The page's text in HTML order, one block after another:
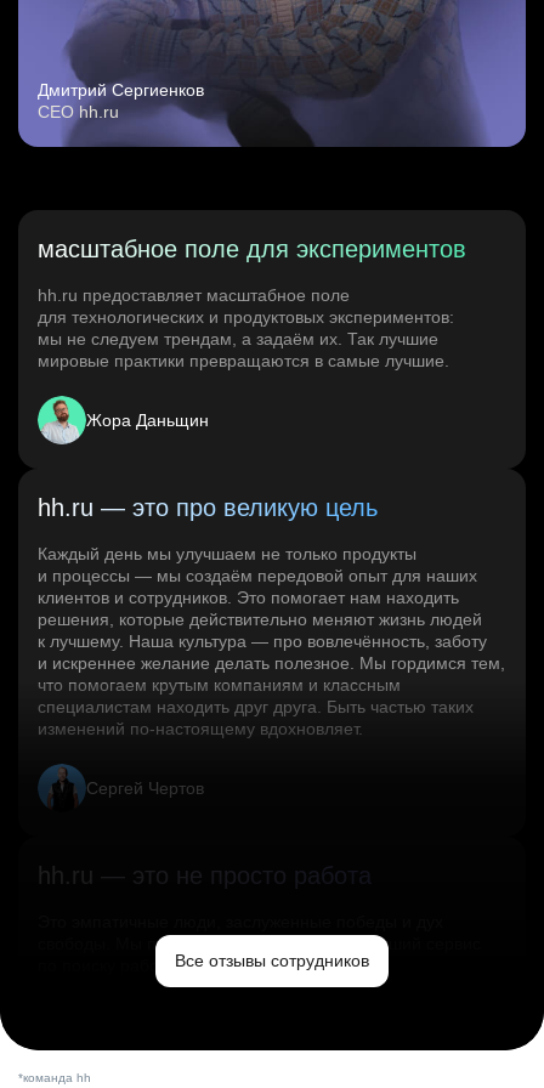
Дмитрий Сергиенков
CEO hh.ru
масштабное поле для экспериментов
hh.ru предоставляет масштабное поле
для технологических и продуктовых экспериментов:
мы не следуем трендам, а задаём их. Так лучшие
мировые практики превращаются в самые лучшие.
Жора Даньщин
hh.ru — это про великую цель
Каждый день мы улучшаем не только продукты
и процессы — мы создаём передовой опыт для наших
клиентов и сотрудников. Это помогает нам находить
решения, которые действительно меняют жизнь людей
к лучшему. Наша культура — про вовлечённость, заботу
и искреннее желание делать полезное. Мы гордимся тем,
что помогаем крутым компаниям и классным
специалистам находить друг друга. Быть частью таких
изменений по‑настоящему вдохновляет.
Сергей Чертов
hh.ru — это не просто работа
свободы. Мы помогаем миру и создаём лучший сервис
по поиску работы в стране.Все отзывы сотрудников
*команда hh